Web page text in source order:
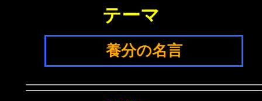
テーマ
養分の名言